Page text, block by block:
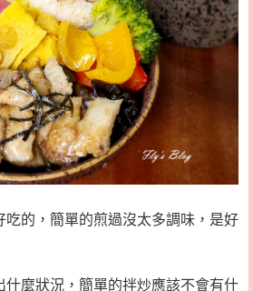
吃的，簡單的煎過沒太多調味，是好
什麼狀況，簡單的拌炒應該不會有什